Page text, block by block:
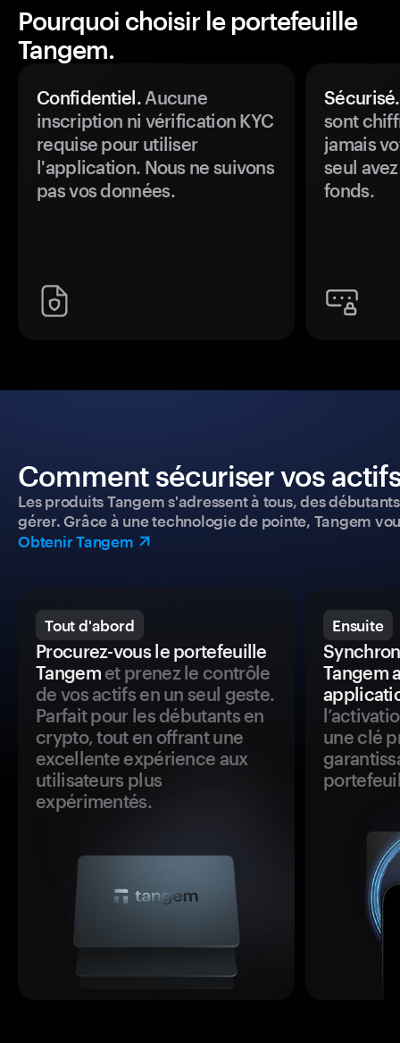
Pourquoi choisir le portefeuille
Tangem.
Confidentiel.Aucune
inscription ni vérification KYC
requise pour utiliser
l'application. Nous ne suivons
pas vos données.
Sécurisé.
sont
jamais
seul
fonds.
Comment sécuriser vos
Les produits Tangem s'adressent à tous, des
gérer. Grâce à une technologie de pointe, Tangem
Obtenir Tangem
Tout d'abord
Procurez-vous le portefeuille
Tangemet prenez le contrôle
de vos actifs en un seul geste.
Parfait pour les débutants en
crypto, tout en offrant une
excellente expérience aux
utilisateurs plus
expérimentés.
Ensuite
Tangem
une clé